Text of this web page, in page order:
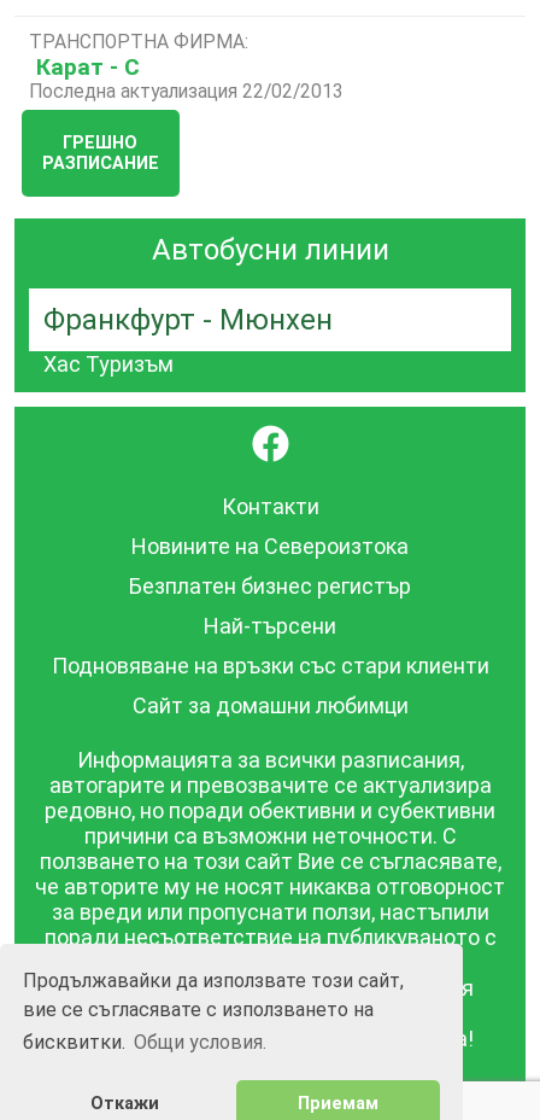
Продължавайки да използвате този сайт,
вие се съгласявате с използването на
бисквитки. Общи условия.
Откажи Приемам
ТРАНСПОРТНА ФИРМА:
Карат - С
Последна актуализация 22/02/2013
ГРЕШНО
РАЗПИСАНИЕ
Автобусни линии
Франкфурт - Мюнхен
Хас Туризъм
}
Контакти
Новините на Североизтока
Безплатен бизнес регистър
Най-търсени
Подновяване на връзки със стари клиенти
Сайт за домашни любимци
Информацията за всички разписания,
автогарите и превозвачите се актуализира
редовно, но поради обективни и субективни
причини са възможни неточности. С
ползването на този сайт Вие се съгласявате,
че авторите му не носят никаква отговорност
за вреди или пропуснати ползи, настъпили
поради несъответствие на публикуваното с
публикувана в този сайт се предоставя
такава каквато е, без гаранция за
съответствието ѝ с действителността!
BGrazpisanie.com © 2008 - 2026, Всички права